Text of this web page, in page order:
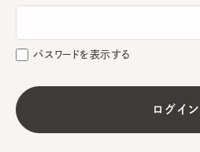
パスワードを表示する